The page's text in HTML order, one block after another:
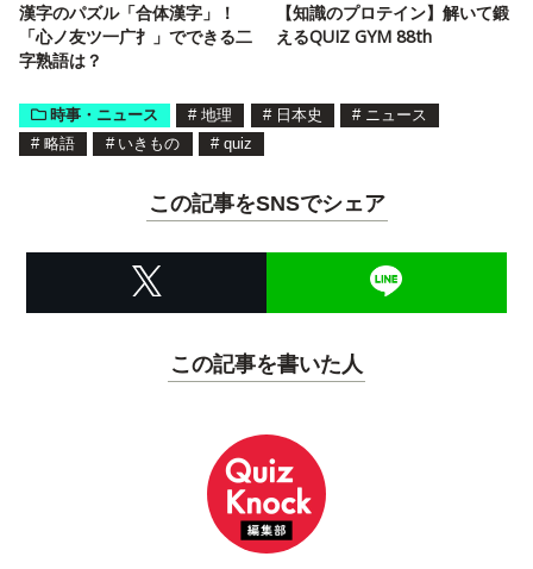
漢字のパズル「合体漢字」！
「心ノ友ツ一广扌」でできる二
字熟語は？
【知識のプロテイン】解いて鍛
えるQUIZ GYM 88th
時事・ニュース # 地理 # 日本史 # ニュース
# 略語 # いきもの # quiz
この記事をSNSでシェア
この記事を書いた人